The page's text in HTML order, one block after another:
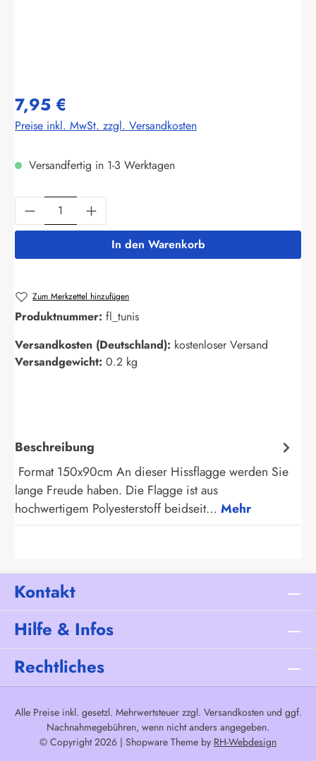
7,95 €
Preise inkl. MwSt. zzgl. Versandkosten
Versandfertig in 1-3 Werktagen
Produkt Anzahl: Gib den gewünschten
In den Warenkorb
Zum Merkzettel hinzufügen
Produktnummer: fl_tunis
Versandkosten (Deutschland): kostenloser Versand
Versandgewicht: 0.2 kg
Beschreibung
Format 150x90cm An dieser Hissflagge werden Sie
lange Freude haben. Die Flagge ist aus
hochwertigem Polyesterstoff beidseit… Mehr
Kontakt
Hilfe & Infos
Rechtliches
Alle Preise inkl. gesetzl. Mehrwertsteuer zzgl. Versandkostenund ggf.
Nachnahmegebühren, wenn nicht anders angegeben.
© Copyright 2026 | Shopware Theme by RH-Webdesign